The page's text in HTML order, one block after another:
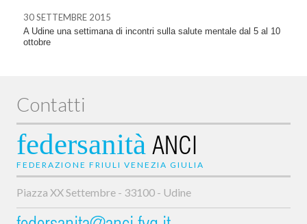
30 SETTEMBRE 2015
A Udine una settimana di incontri sulla salute mentale dal 5 al 10
ottobre
Contatti
federsanità ANCI
FEDERAZIONE FRIULI VENEZIA GIULIA
Piazza XX Settembre - 33100 - Udine